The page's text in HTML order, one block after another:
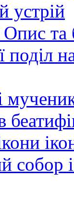
устрій
Опис та
поділ
собор